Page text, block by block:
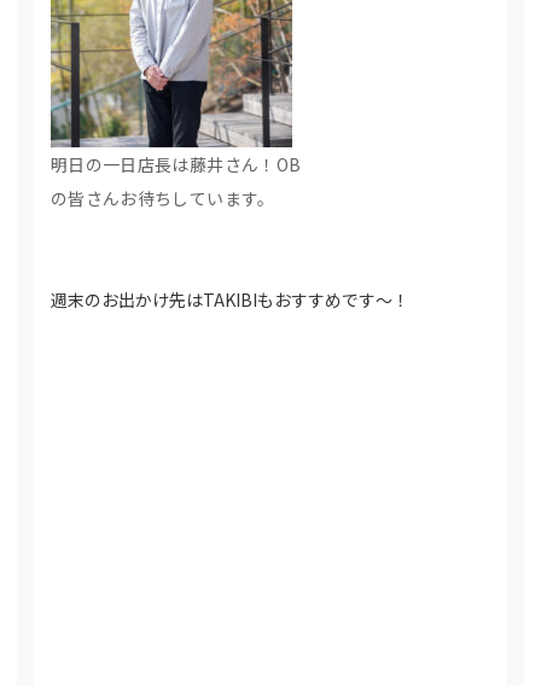
明日の一日店長は藤井さん！OB
の皆さんお待ちしています。
週末のお出かけ先はTAKIBIもおすすめです～！